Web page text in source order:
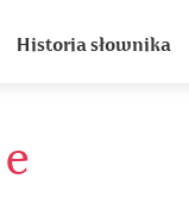
Historia słownika